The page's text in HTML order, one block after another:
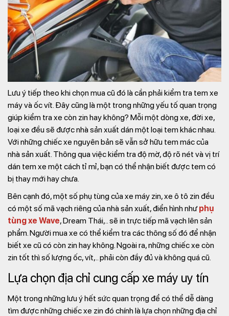
Lưu ý tiếp theo khi chọn mua cũ đó là cần phải kiểm tra tem xe
máy và ốc vít. Đây cũng là một trong những yếu tố quan trọng
giúp kiểm tra xe còn zin hay không? Mỗi một dòng xe, đời xe,
loại xe đều sẽ được nhà sản xuất dán một loại tem khác nhau.
Với những chiếc xe nguyên bản sẽ vẫn sở hữu tem mác của
nhà sản xuất. Thông qua việc kiểm tra độ mờ, độ rõ nét và vị trí
dán tem xe một cách tỉ mỉ, bạn có thể nhận biết được tem có
bị thay mới hay chưa.
Bên cạnh đó, một số phụ tùng của xe máy zin, xe ô tô zin đều
có một số mã vạch riêng của nhà sản xuất, điển hình như phụ
tùng xe Wave, Dream Thái,.. sẽ in trực tiếp mã vạch lên sản
phẩm. Người mua xe có thể kiểm tra các thông số đó để nhận
biết xe cũ có còn zin hay không. Ngoài ra, những chiếc xe còn
zin tốt thì số lượng ốc, vít,.. phải còn đầy đủ và không quá cũ.
Lựa chọn địa chỉ cung cấp xe máy uy tín
Một trong những lưu ý hết sức quan trọng để có thể dễ dàng
tìm được những chiếc xe zin đó chính là lựa chọn những địa chỉ